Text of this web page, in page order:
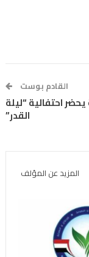
القادم بوست
احتفالية “ليلة
القدر”
المزيد عن المؤلف